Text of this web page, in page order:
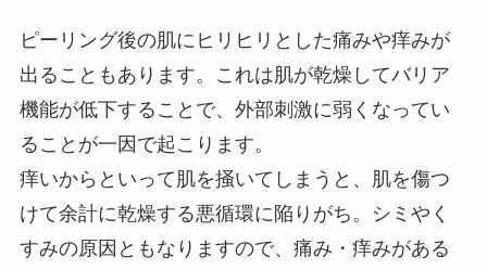
ピーリング後の肌にヒリヒリとした痛みや痒みが
出ることもあります。これは肌が乾燥してバリア
機能が低下することで、外部刺激に弱くなってい
ることが一因で起こります。
痒いからといって肌を掻いてしまうと、肌を傷つ
けて余計に乾燥する悪循環に陥りがち。シミやく
すみの原因ともなりますので、痛み・痒みがある